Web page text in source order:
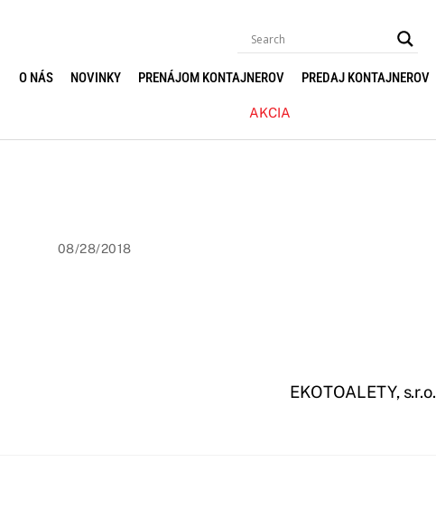
O NÁS NOVINKY PRENÁJOM KONTAJNEROV PREDAJ KONTAJNEROV
AKCIA
08/28/2018
EKOTOALETY, s.r.o.